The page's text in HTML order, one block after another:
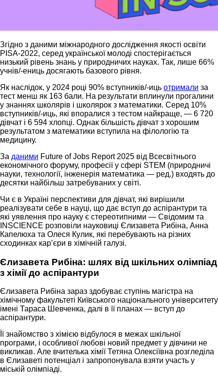
Згідно з даними міжнародного дослідження якості освіти
РІSA-2022, серед української молоді спостерігається
низький рівень знань у природничих науках. Так, лише 66%
учнів/-ениць досягають базового рівня.
Як наслідок, у 2024 році 90% вступників/-иць отримали за
тест менш як 163 бали. На результати вплинули прогалини
у знаннях школярів і школярок з математики. Серед 10%
вступників/-иць, які впоралися з тестом найкраще, — 6 720
дівчат і 6 594 хлопці. Однак більшість дівчат з хорошим
результатом з математики вступила на філологію та
медицину.
За даними Future of Jobs Report 2025 від Всесвітнього
економічного форуму, професії у сфері STEM (природничі
науки, технології, інженерія математика — ред.) входять до
десятки найбільш затребуваних у світі.
Чи є в Україні перспективи для дівчат, які вирішили
реалізувати себе в науці, що дає вступ до аспірантури та
які уявлення про науку є стереотипними — Свідомим та
INSCIENCE розповіли науковиці Єлизавета Рибіна, Анна
Капелюха та Олеся Кулик, які перебувають на різних
сходинках кар’єри в хімічній галузі.
Єлизавета Рибіна: шлях від шкільних олімпіад
з хімії до аспірантури
Єлизавета Рибіна зараз здобуває ступінь магістра на
хімічному факультеті Київського національного університету
імені Тараса Шевченка, далі в її планах — вступ до
аспірантури.
Її знайомство з хімією відбулося в межах шкільної
програми, і особливої любові новий предмет у дівчини не
викликав. Але вчителька хімії Тетяна Олексіївна розгледіла
в Єлизаветі потенціал і запропонувала взяти участь у
міській олімпіаді.